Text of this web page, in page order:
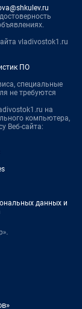
vladivostok1.ru
ПО
специальные
не требуются
на
компьютера,
Веб-сайта:
данных и